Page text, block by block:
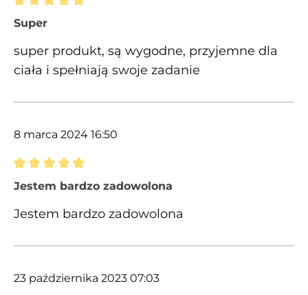
Recenzja z oceną 5 spośród 5 gwiazdek
Super
super produkt, są wygodne, przyjemne dla
ciała i spełniają swoje zadanie
8 marca 2024 16:50
Recenzja z oceną 5 spośród 5 gwiazdek
Jestem bardzo zadowolona
Jestem bardzo zadowolona
23 października 2023 07:03